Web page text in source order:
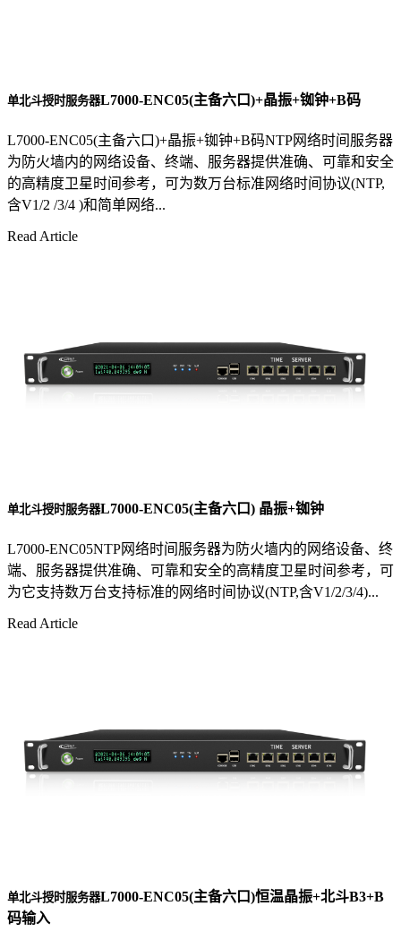
单北斗授时服务器L7000-ENC05(主备六口)+晶振+铷钟+B码
L7000-ENC05(主备六口)+晶振+铷钟+B码NTP网络时间服务器
为防火墙内的网络设备、终端、服务器提供准确、可靠和安全
的高精度卫星时间参考，可为数万台标准网络时间协议(NTP,
含V1/2 /3/4 )和简单网络...
Read Article
单北斗授时服务器L7000-ENC05(主备六口) 晶振+铷钟
L7000-ENC05NTP网络时间服务器为防火墙内的网络设备、终
端、服务器提供准确、可靠和安全的高精度卫星时间参考，可
为它支持数万台支持标准的网络时间协议(NTP,含V1/2/3/4)...
Read Article
单北斗授时服务器L7000-ENC05(主备六口)恒温晶振+北斗B3+B
码输入